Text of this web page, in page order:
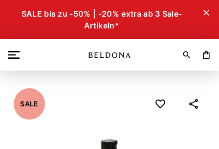
SALE bis zu -50% | -20% extra ab 3 Sale-
Artikeln*
close
search shopping_bag
SALE